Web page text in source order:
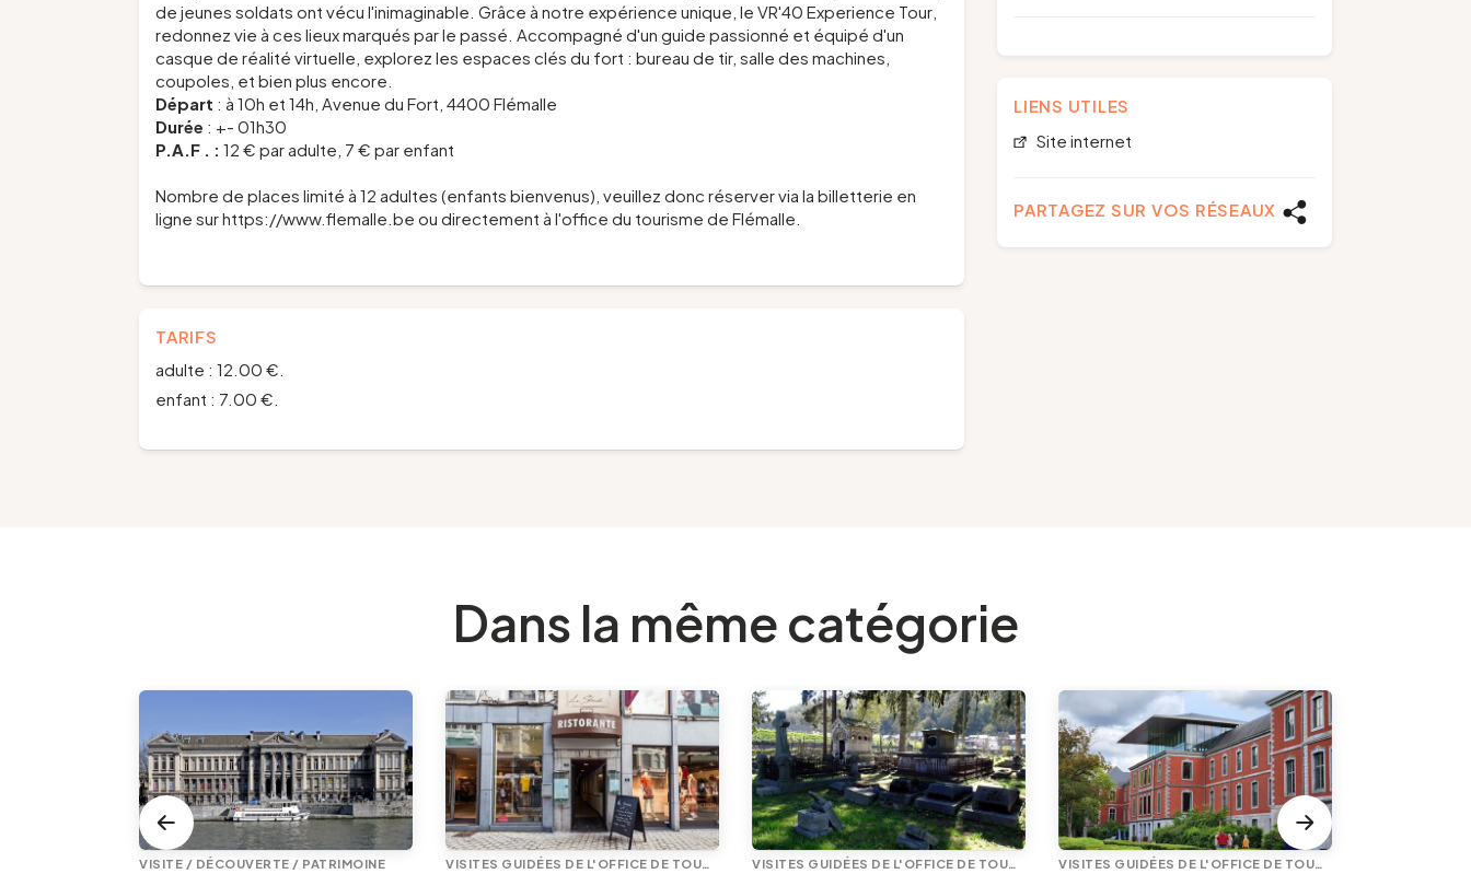
de jeunes soldats ont vécu l'inimaginable. Grâce à notre expérience unique, le VR'40 Experience Tour
redonnez vie à ces lieux marqués par le passé. Accompagné d'un guide passionné et équipé d'un
casque de réalité virtuelle, explorez les espaces clés du fort : bureau de tir, salle des machines,
coupoles, et bien plus encore.
Départ : à 10h et 14h, Avenue du Fort, 4400 Flémalle
Durée : +- 01h30
P.A.F . : 12 € par adulte, 7 € par enfant
Nombre de places limité à 12 adultes (enfants bienvenus), veuillez donc réserver via la billetterie en
ligne sur https://www.flemalle.be ou directement à l'office du tourisme de Flémalle.
TARIFS
adulte : 12.00 €.
enfant : 7.00 €.
LIENS UTILES
Site internet
PARTAGEZ SUR VOS RÉSEAUX
Dans la même catégorie
VISITE / DÉCOUVERTE / PATRIMOINE VISITES GUIDÉES DE L'OFFICE DE TOURISME VISITES GUIDÉES DE L'OFFICE DE TOURISME VISITES GUIDÉES DE L'OFFICE DE TOURISME